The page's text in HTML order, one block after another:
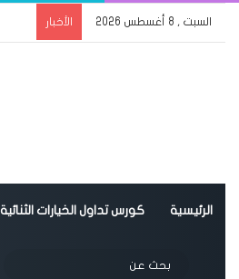
السبت , 8 أغسطس 2026 الأخبار
الرئيسية كورس تداول الخيارات الثنائية
الوضع المظلم